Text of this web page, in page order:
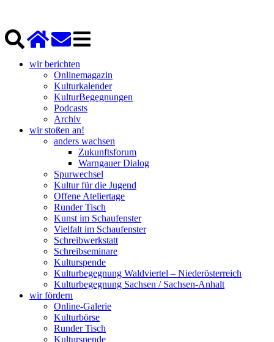
wir berichten
Onlinemagazin
Kulturkalender
KulturBegegnungen
Podcasts
Archiv
wir stoßen an!
anders wachsen
Zukunftsforum
Warngauer Dialog
Spurwechsel
Kultur für die Jugend
Offene Ateliertage
Runder Tisch
Kunst im Schaufenster
Vielfalt im Schaufenster
Schreibwerkstatt
Schreibseminare
Kulturspende
Kulturbegegnung Waldviertel – Niederösterreich
Kulturbegegnung Sachsen / Sachsen-Anhalt
wir fördern
Online-Galerie
Kulturbörse
Runder Tisch
Kulturspende